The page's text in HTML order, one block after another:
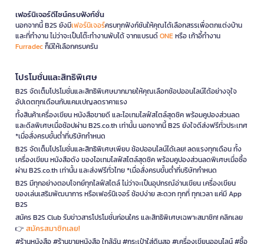
เฟอร์นิเจอร์ดีไซน์ครบฟังก์ชั่น
นอกจากนี้ B2S ยังมีเฟอร์นิเจอร์ครบทุกฟังก์ชันให้คุณได้เลือกสรรเพื่อตกแต่งบ้าน
และที่ทำงาน ไม่ว่าจะเป็นโต๊ะทำงานพับได้ จากแบรนด์ONEหรือ เก้าอี้ทำงาน
Furradecก็มีให้เลือกครบครัน
โปรโมชั่นและสิทธิพิเศษ
B2S จัดเต็มโปรโมชั่นและสิทธิพิเศษมากมายให้คุณเลือกช้อปออนไลน์ได้อย่างจุใจ
อัปเดตทุกเดือนกับแคมเปญลดราคาแรง
ทั้งสินค้าเครื่องเขียน หนังสือขายดี และไอเทมไลฟ์สไตล์สุดชิค พร้อมคูปองส่วนลด
และดีลพิเศษเมื่อช้อปผ่าน B2S.co.th เท่านั้น นอกจากนี้ B2S ยังใจดีส่งฟรีทั่วประเทศ
*เมื่อสั่งครบขั้นต่ำที่บริษัทกำหนด
B2S จัดเต็มโปรโมชั่นและสิทธิพิเศษเพียบ ช้อปออนไลน์ได้เลย! ลดแรงทุกเดือน ทั้ง
เครื่องเขียน หนังสือดัง ของไอเทมไลฟ์สไตล์สุดชิค พร้อมคูปองส่วนลดพิเศษเมื่อซื้อ
ผ่าน B2S.co.th เท่านั้น และส่งฟรีทั่วไทย *เมื่อสั่งครบขั้นต่ำที่บริษัทกำหนด
B2S มีทุกอย่างตอบโจทย์ทุกไลฟ์สไตล์ ไม่ว่าจะเป็นอุปกรณ์อ่านเขียน เครื่องเขียน
ของเล่นเสริมพัฒนาการ หรือเฟอร์นิเจอร์ ช้อปง่าย สะดวก ทุกที่ ทุกเวลา แค่มี App
B2S
สมัคร B2S Club รับข่าวสารโปรโมชั่นก่อนใคร และสิทธิพิเศษเฉพาะสมาชิก! คลิกเลย
👉 สมัครสมาชิกเลย!
#ร้านหนังสือ #ร้านขายหนังสือ ใกล้ฉัน #กระเป๋าใส่ดินสอ #เครื่องเขียนออนไลน์ #ซื้อ